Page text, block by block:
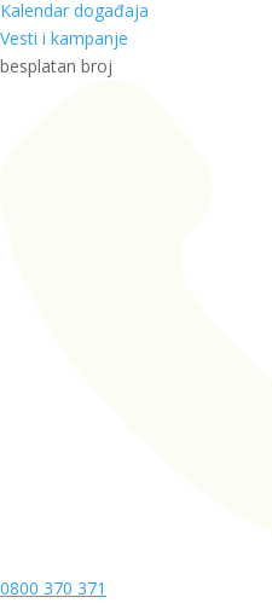
Kalendar događaja
Vesti i kampanje
besplatan broj
0800 370 371